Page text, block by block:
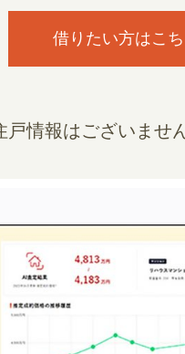
借りたい方はこ
戸情報はございませ